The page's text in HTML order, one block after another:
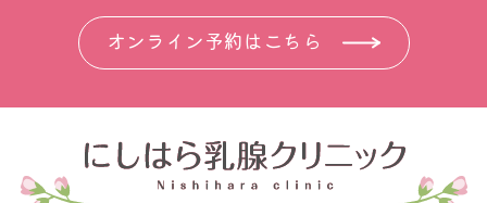
オンライン予約はこちら